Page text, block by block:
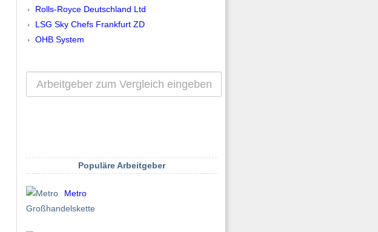
Rolls-Royce Deutschland Ltd
LSG Sky Chefs Frankfurt ZD
OHB System
Populäre Arbeitgeber
Metro
Großhandelskette